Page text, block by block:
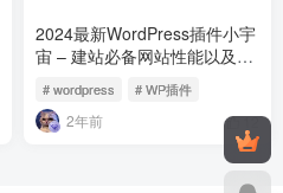
2024最新WordPress插件小宇
宙 – 建站必备网站性能以及
# wordpress # WP插件
2年前 12